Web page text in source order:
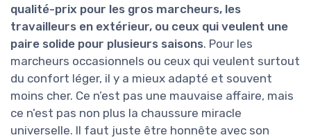
qualité-prix pour les gros marcheurs, les
travailleurs en extérieur, ou ceux qui veulent une
paire solide pour plusieurs saisons. Pour les
marcheurs occasionnels ou ceux qui veulent surtout
du confort léger, il y a mieux adapté et souvent
moins cher. Ce n’est pas une mauvaise affaire, mais
ce n’est pas non plus la chaussure miracle
universelle. Il faut juste être honnête avec son